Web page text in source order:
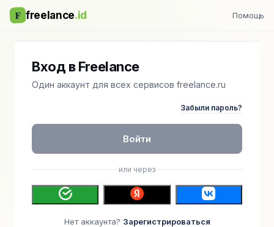
F freelance.id Помощь
Вход в Freelance
Один аккаунт для всех сервисов freelance.ru
Забыли пароль?
Войти
или через
Нет аккаунта? Зарегистрироваться